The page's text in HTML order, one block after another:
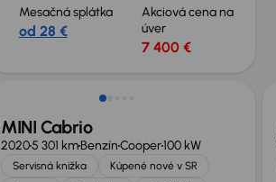
Mesačná splátka
od 28 €
Akciová cena na
úver
7 400 €
MINI Cabrio
20205 301 kmBenzínCooper100 kW
Servisná knižka
Kúpené nové v SR